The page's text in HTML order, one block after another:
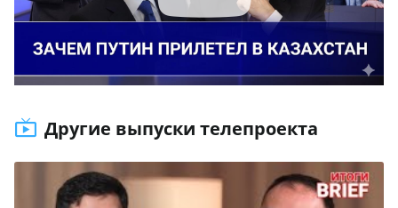
Другие выпуски телепроекта